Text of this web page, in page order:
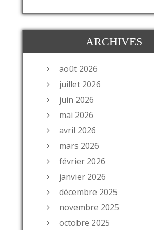
ARCHIVES
août 2026
juillet 2026
juin 2026
mai 2026
avril 2026
mars 2026
février 2026
janvier 2026
décembre 2025
novembre 2025
octobre 2025